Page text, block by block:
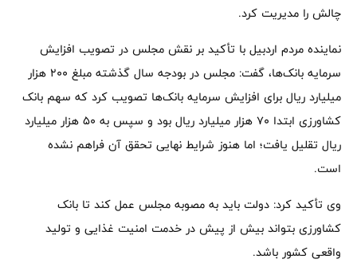
چالش را مدیریت کرد.
نماینده مردم اردبیل با تأکید بر نقش مجلس در تصویب افزایش
سرمایه بانک‌ها، گفت: مجلس در بودجه سال گذشته مبلغ ۲۰۰ هزار
میلیارد ریال برای افزایش سرمایه بانک‌ها تصویب کرد که سهم بانک
کشاورزی ابتدا ۷۰ هزار میلیارد ریال بود و سپس به ۵۰ هزار میلیارد
ریال تقلیل یافت؛ اما هنوز شرایط نهایی تحقق آن فراهم نشده
است.
وی تأکید کرد: دولت باید به مصوبه مجلس عمل کند تا بانک
کشاورزی بتواند بیش از پیش در خدمت امنیت غذایی و تولید
واقعی کشور باشد.